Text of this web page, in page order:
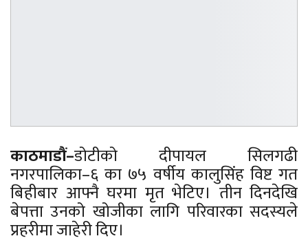
काठमाडौं–डोटीको दीपायल सिलगढी
नगरपालिका–६ का ७५ वर्षीय कालुसिंह विष्ट गत
बिहीबार आफ्नै घरमा मृत भेटिए। तीन दिनदेखि
बेपत्ता उनको खोजीका लागि परिवारका सदस्यले
प्रहरीमा जाहेरी दिए।